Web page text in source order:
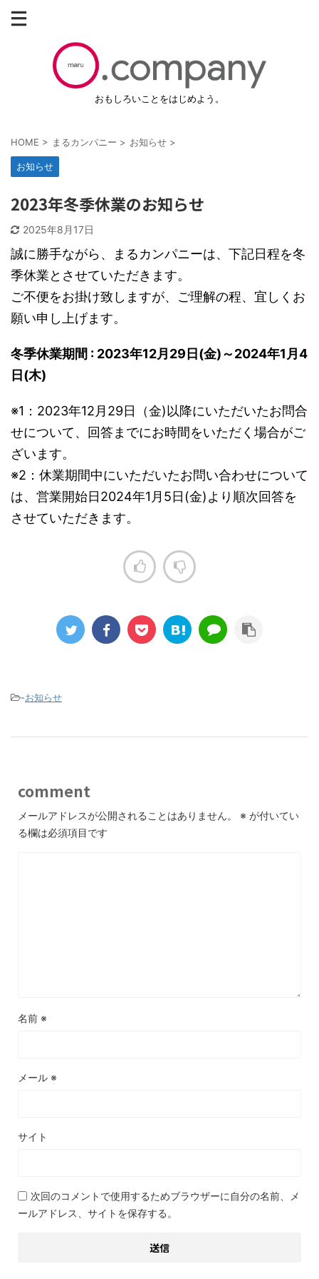
おもしろいことをはじめよう。
HOME > まるカンパニー > お知らせ >
お知らせ
2023年冬季休業のお知らせ
2025年8月17日
誠に勝手ながら、まるカンパニーは、下記日程を冬
季休業とさせていただきます。
ご不便をお掛け致しますが、ご理解の程、宜しくお
願い申し上げます。
冬季休業期間 : 2023年12月29日(金)～2024年1月4
日(木)
※1：2023年12月29日（金)以降にいただいたお問合
せについて、回答までにお時間をいただく場合がご
ざいます。
※2：休業期間中にいただいたお問い合わせについて
は、営業開始日2024年1月5日(金)より順次回答を
させていただきます。
-お知らせ
comment
メールアドレスが公開されることはありません。 ※ が付いてい
る欄は必須項目です
名前 ※
メール ※
サイト
次回のコメントで使用するためブラウザーに自分の名前、メ
ールアドレス、サイトを保存する。